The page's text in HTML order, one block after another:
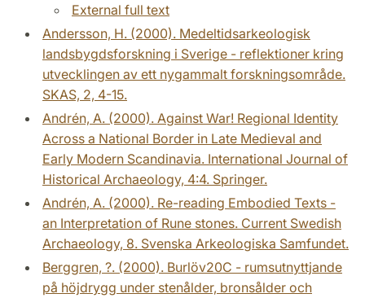
External full text
Andersson, H. (2000). Medeltidsarkeologisk
landsbygdsforskning i Sverige - reflektioner kring
utvecklingen av ett nygammalt forskningsområde.
SKAS, 2, 4-15.
Andrén, A. (2000). Against War! Regional Identity
Across a National Border in Late Medieval and
Early Modern Scandinavia. International Journal of
Historical Archaeology, 4:4. Springer.
Andrén, A. (2000). Re-reading Embodied Texts -
an Interpretation of Rune stones. Current Swedish
Archaeology, 8. Svenska Arkeologiska Samfundet.
Berggren, ?. (2000). Burlöv20C - rumsutnyttjande
på höjdrygg under stenålder, bronsålder och